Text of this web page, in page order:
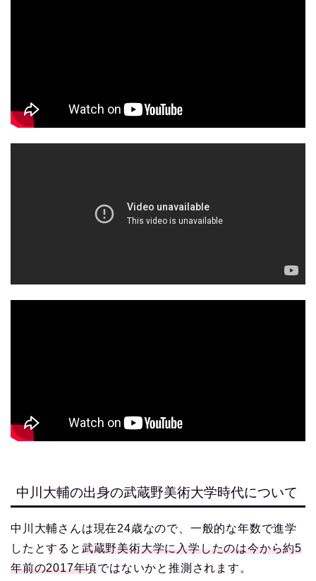
中川大輔の出身の武蔵野美術大学時代について
中川大輔さんは現在24歳なので、一般的な年数で進学
したとすると 武蔵野美術大学に入学したのは今から約5
年前の2017年頃ではないかと推測されます。